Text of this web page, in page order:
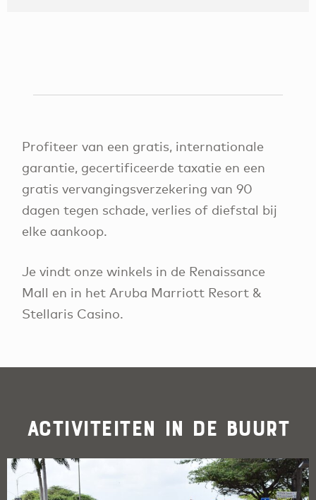
Profiteer van een gratis, internationale
garantie, gecertificeerde taxatie en een
gratis vervangingsverzekering van 90
dagen tegen schade, verlies of diefstal bij
elke aankoop.
Je vindt onze winkels in de Renaissance
Mall en in het Aruba Marriott Resort &
Stellaris Casino.
Activiteiten in de buurt